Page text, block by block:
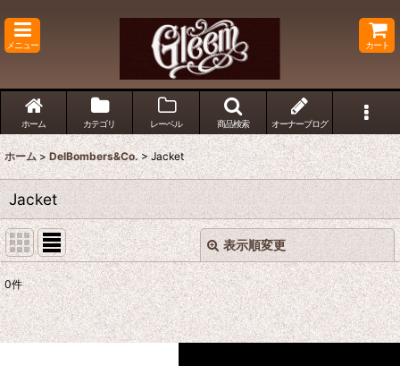
メニュー カート
ホーム カテゴリ レーベル 商品検索 オーナーブログ
ホーム > DelBombers&Co. > Jacket
Jacket
表示順変更
表示数:
並び順:
閉じる
0件